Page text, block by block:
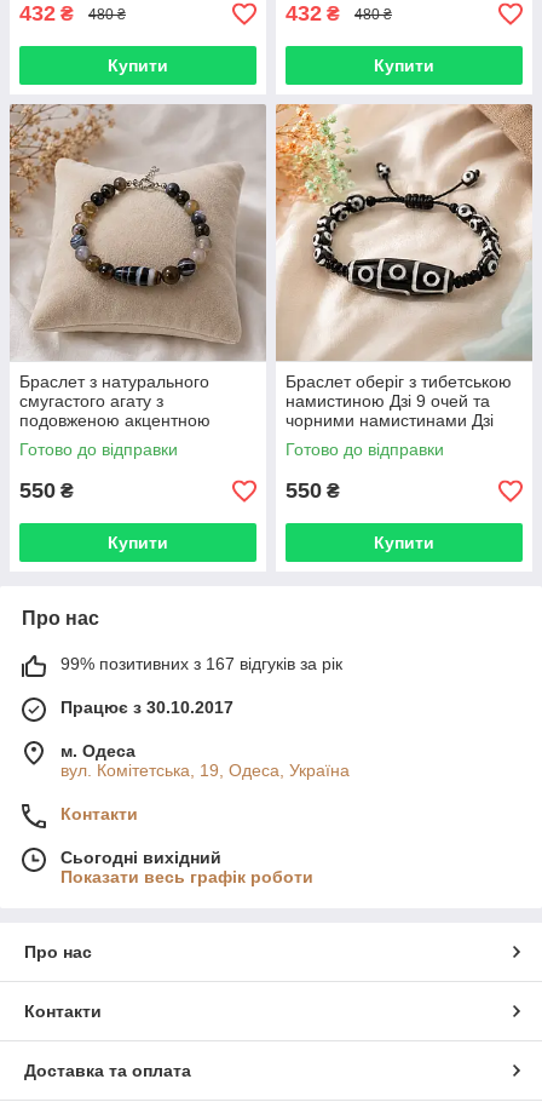
432 ₴ 480 ₴
Купити
432 ₴ 480 ₴
Купити
Браслет з натурального
смугастого агату з
подовженою акцентною
бусиною BR123
Готово до відправки
550 ₴
Купити
Браслет оберіг з тибетською
намистиною Дзі 9 очей та
чорними намистинами Дзі
регульований на
шнурі BR122
Готово до відправки
550 ₴
Купити
Про нас
99% позитивних з 167 відгуків за рік
Працює з 30.10.2017
м. Одеса
вул. Комітетська, 19, Одеса, Україна
Контакти
Сьогодні вихідний
Показати весь графік роботи
Про нас
Контакти
Доставка та оплата